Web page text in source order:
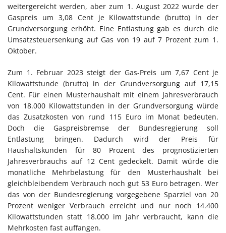
weitergereicht werden, aber zum 1. August 2022 wurde der
Gaspreis um 3,08 Cent je Kilowattstunde (brutto) in der
Grundversorgung erhöht. Eine Entlastung gab es durch die
Umsatzsteuersenkung auf Gas von 19 auf 7 Prozent zum 1.
Oktober.
Zum 1. Februar 2023 steigt der Gas-Preis um 7,67 Cent je
Kilowattstunde (brutto) in der Grundversorgung auf 17,15
Cent. Für einen Musterhaushalt mit einem Jahresverbrauch
von 18.000 Kilowattstunden in der Grundversorgung würde
das Zusatzkosten von rund 115 Euro im Monat bedeuten.
Doch die Gaspreisbremse der Bundesregierung soll
Entlastung bringen. Dadurch wird der Preis für
Haushaltskunden für 80 Prozent des prognostizierten
Jahresverbrauchs auf 12 Cent gedeckelt. Damit würde die
monatliche Mehrbelastung für den Musterhaushalt bei
gleichbleibendem Verbrauch noch gut 53 Euro betragen. Wer
das von der Bundesregierung vorgegebene Sparziel von 20
Prozent weniger Verbrauch erreicht und nur noch 14.400
Kilowattstunden statt 18.000 im Jahr verbraucht, kann die
Mehrkosten fast auffangen.